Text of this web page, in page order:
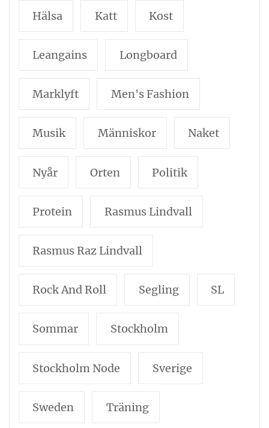
Hälsa Katt Kost
Leangains Longboard
Marklyft Men's Fashion
Musik Människor Naket
Nyår Orten Politik
Protein Rasmus Lindvall
Rasmus Raz Lindvall
Rock And Roll Segling SL
Sommar Stockholm
Stockholm Node Sverige
Sweden Träning